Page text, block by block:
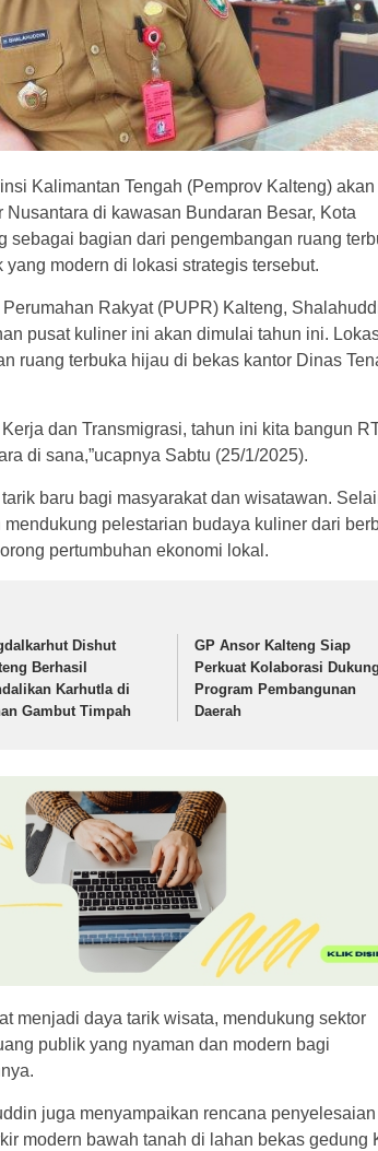
Kalimantan Tengah (Pemprov Kalteng) akan
di kawasan Bundaran Besar, Kota
sebagai bagian dari pengembangan ruang
modern di lokasi strategis tersebut.
Rakyat (PUPR) Kalteng,
pusat kuliner ini akan dimulai tahun ini.
ruang terbuka hijau di bekas kantor Dinas
dan Transmigrasi, tahun ini kita bangun
di sana,”ucapnya Sabtu (25/1/2025).
baru bagi masyarakat dan wisatawan.
pelestarian budaya kuliner dari
pertumbuhan ekonomi lokal.
Dishut
Berhasil
Karhutla di
Gambut Timpah
GP Ansor Kalteng Siap
Perkuat Kolaborasi Dukung
Program Pembangunan
Daerah
menjadi daya tarik wisata, mendukung sektor
publik yang nyaman dan modern bagi
juga menyampaikan rencana penyelesaian
modern bawah tanah di lahan bekas gedung